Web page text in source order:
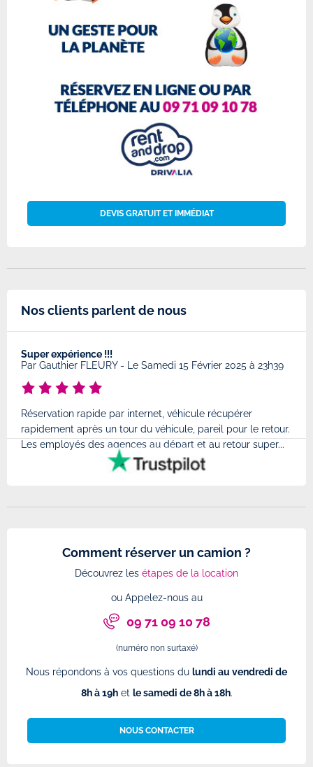
DEVIS GRATUIT ET IMMÉDIAT
Nos clients parlent de nous
Super expérience !!!
Par Gauthier FLEURY- Le Samedi 15 Février 2025 à 23h39
Réservation rapide par internet, véhicule récupérer
rapidement après un tour du véhicule, pareil pour le retour.
Les employés des agences au départ et au retour super...
Comment réserver un camion ?
Découvrez les étapes de la location
ou Appelez-nous au
09 71 09 10 78
(numéro non surtaxé)
Nous répondons à vos questions du lundi au vendredi de
8h à 19het le samedi de 8h à 18h.
NOUS CONTACTER